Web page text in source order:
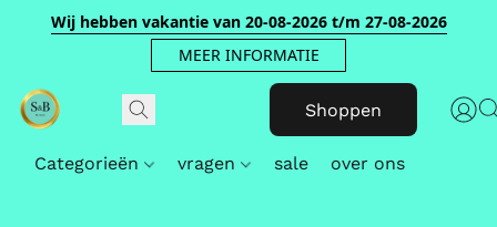
Wij hebben vakantie van 20-08-2026 t/m 27-08-2026
MEER INFORMATIE
Shoppen
Categorieën vragen sale over ons